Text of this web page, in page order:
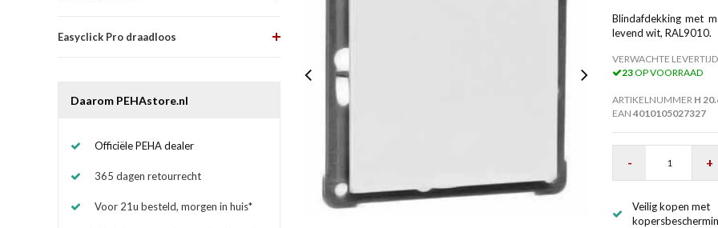
Easyclick Pro draadloos
Daarom PEHAstore.nl
Officiële PEHA dealer
365 dagen retourrecht
Voor 21u besteld, morgen in huis*
Blindafdekking met
levend wit, RAL9010.
VERWACHTE LEVERTIJD
23OP VOORRAAD
ARTIKELNUMMER H
EAN 4010105027327
- +
Veilig kopen met